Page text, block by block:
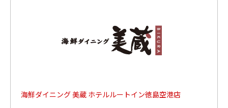
海鮮ダイニング 美蔵 ホテルルートイン徳島空港店